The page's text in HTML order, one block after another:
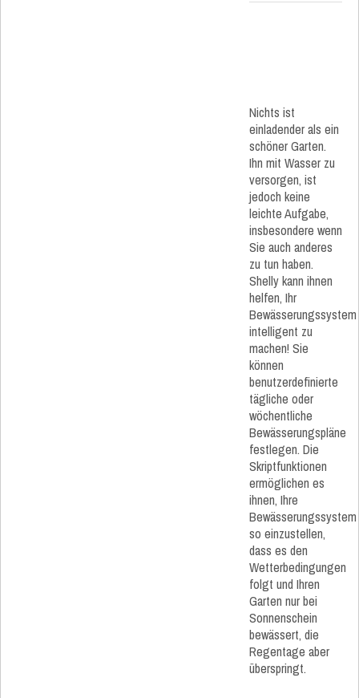
Nichts ist
einladender als ein
schöner Garten.
Ihn mit Wasser zu
versorgen, ist
jedoch keine
leichte Aufgabe,
insbesondere wenn
Sie auch anderes
zu tun haben.
Shelly kann ihnen
helfen, Ihr
Bewässerungssystem
intelligent zu
machen! Sie
können
benutzerdefinierte
tägliche oder
wöchentliche
Bewässerungspläne
festlegen. Die
Skriptfunktionen
ermöglichen es
ihnen, Ihre
Bewässerungssystem
so einzustellen,
dass es den
Wetterbedingungen
folgt und Ihren
Garten nur bei
Sonnenschein
bewässert, die
Regentage aber
überspringt.